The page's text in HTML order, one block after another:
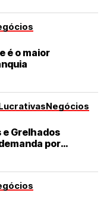
é o maior
Negócios
e Grelhados
por